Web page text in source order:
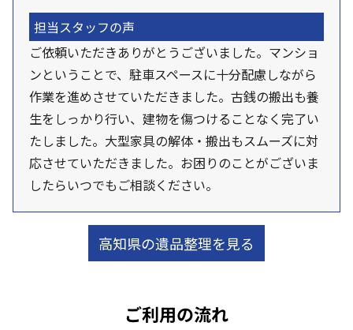
担当スタッフの声
ご依頼いただきありがとうございました。マンショ
ンということで、駐車スペースに十分配慮しながら
作業を進めさせていただきました。古銭の搬出も養
生をしっかり行い、建物を傷つけることなく完了い
たしました。大型家具の解体・搬出もスムーズに対
応させていただきました。お困りのことがございま
したらいつでもご相談ください。
高知県の遺品整理を見る
ご利用の流れ